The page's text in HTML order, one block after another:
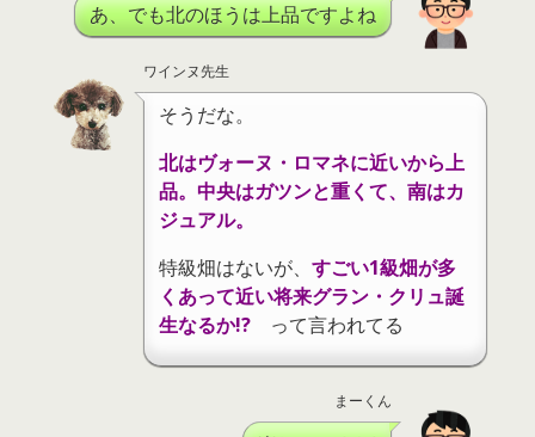
あ、でも北のほうは上品ですよね
ワインヌ先生
そうだな。
北はヴォーヌ・ロマネに近いから上
品。中央はガツンと重くて、南はカ
ジュアル。
特級畑はないが、 すごい1級畑が多
くあって近い将来グラン・クリュ誕
生なるか!? って言われてる
まーくん